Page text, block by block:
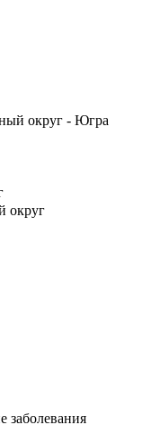
округ - Югра
округ
заболевания